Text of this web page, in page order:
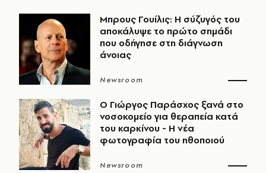
Μπρους Γουίλις: Η σύζυγός του
αποκάλυψε το πρώτο σημάδι
που οδήγησε στη διάγνωση
άνοιας
Newsroom
O Γιώργος Παράσχος ξανά στο
νοσοκομείο για θεραπεία κατά
του καρκίνου - Η νέα
φωτογραφία του ηθοποιού
Newsroom